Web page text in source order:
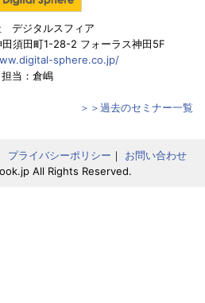
デジタルスフィア
須田町1-28-2 フォーラス神田5F
sphere.co.jp/
担当：倉嶋
＞＞過去のセミナー一覧
｜ プライバシーポリシー ｜ お問い合わせ
All Rights Reserved.